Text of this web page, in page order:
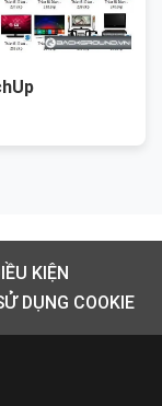
KIỆN
DỤNG COOKIE